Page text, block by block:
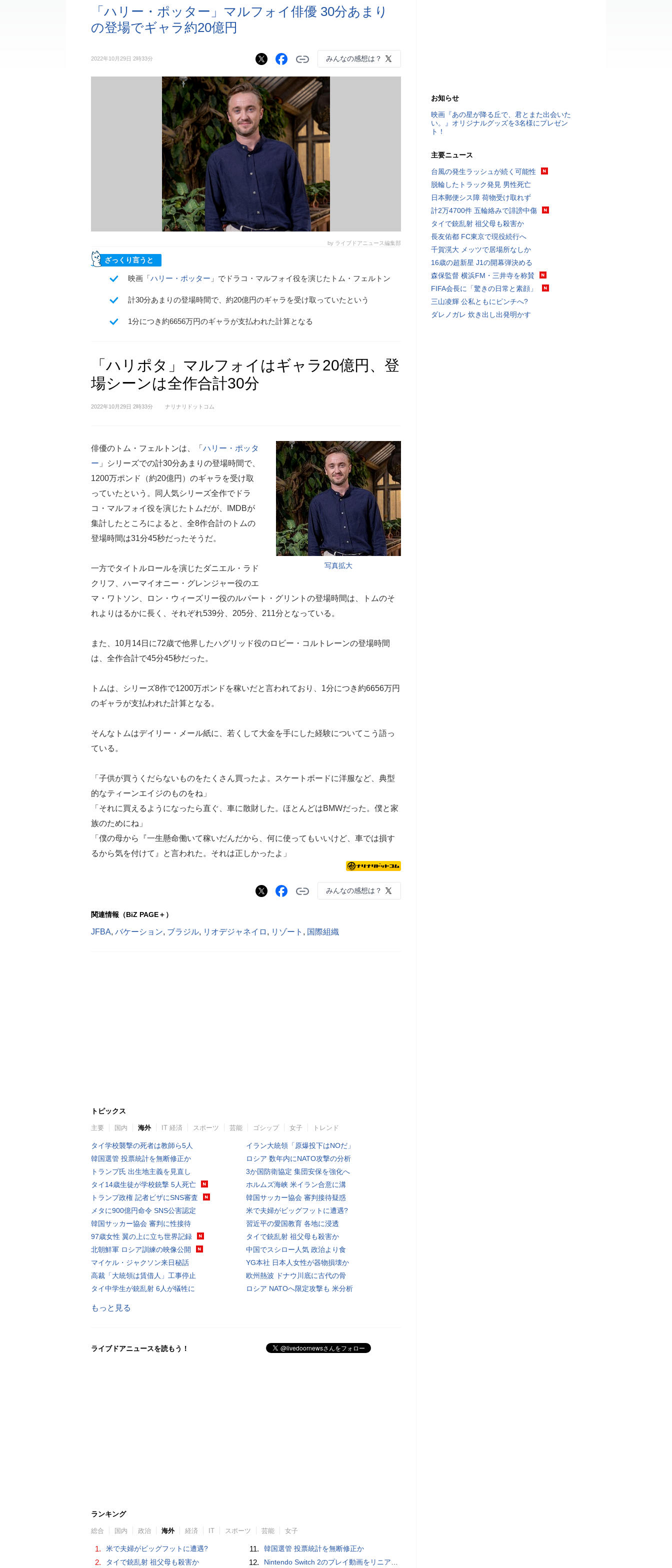
「ハリー・ポッター」マルフォイ俳優 30分あまり
の登場でギャラ約20億円
2022年10月29日 2時33分 みんなの感想は？
by ライブドアニュース編集部
ざっくり言うと
映画「ハリー・ポッター 」でドラコ・マルフォイ役を演じたトム・フェルトン
計30分あまりの登場時間で、約20億円のギャラを受け取っていたという
1分につき約6656万円のギャラが支払われた計算となる
「ハリポタ」マルフォイはギャラ20億円、登
場シーンは全作合計30分
2022年10月29日 2時33分 ナリナリドットコム
写真拡大
俳優のトム・フェルトンは、「 ハリー・ポッタ
ー 」シリーズでの計30分あまりの登場時間で、
1200万ポンド（約20億円）のギャラを受け取
っていたという。同人気シリーズ全作でドラ
コ・マルフォイ役を演じたトムだが、IMDBが
集計したところによると、全8作合計のトムの
登場時間は31分45秒だったそうだ。
一方でタイトルロールを演じたダニエル・ラド
クリフ、ハーマイオニー・グレンジャー役のエ
マ・ワトソン、ロン・ウィーズリー役のルパート・グリントの登場時間は、トムのそ
れよりはるかに長く、それぞれ539分、205分、211分となっている。
また、10月14日に72歳で他界したハグリッド役のロビー・コルトレーンの登場時間
は、全作合計で45分45秒だった。
トムは、シリーズ8作で1200万ポンドを稼いだと言われており、1分につき約6656万円
のギャラが支払われた計算となる。
そんなトムはデイリー・メール紙に、若くして大金を手にした経験についてこう語っ
ている。
「子供が買うくだらないものをたくさん買ったよ。スケートボードに洋服など、典型
的なティーンエイジのものをね」
「それに買えるようになったら直ぐ、車に散財した。ほとんどはBMWだった。僕と家
族のためにね」
「僕の母から『一生懸命働いて稼いだんだから、何に使ってもいいけど、車では損す
るから気を付けて』と言われた。それは正しかったよ」
みんなの感想は？
関連情報（BiZ PAGE＋）
JFBA, バケーション, ブラジル, リオデジャネイロ , リゾート , 国際組織
トピックス
主要 国内 海外 IT 経済 スポーツ 芸能 ゴシップ 女子 トレンド
タイ学校襲撃の死者は教師ら5人
韓国選管 投票統計を無断修正か
トランプ氏 出生地主義を見直し
タイ14歳生徒が学校銃撃 5人死亡
トランプ政権 記者ビザにSNS審査
メタに900億円命令 SNS公害認定
韓国サッカー協会 審判に性接待
97歳女性 翼の上に立ち世界記録
北朝鮮軍 ロシア訓練の映像公開
マイケル・ジャクソン来日秘話
高裁「大統領は賃借人」工事停止
タイ中学生が銃乱射 6人が犠牲に
イラン大統領「原爆投下はNOだ」
ロシア 数年内にNATO攻撃の分析
3か国防衛協定 集団安保を強化へ
ホルムズ海峡 米イラン合意に溝
韓国サッカー協会 審判接待疑惑
米で夫婦がビッグフットに遭遇?
習近平の愛国教育 各地に浸透
タイで銃乱射 祖父母も殺害か
中国でスシロー人気 政治より食
YG本社 日本人女性が器物損壊か
欧州熱波 ドナウ川底に古代の骨
ロシア NATOへ限定攻撃も 米分析
もっと見る
ライブドアニュースを読もう！
ランキング
総合 国内 政治 海外 経済 IT スポーツ 芸能 女子
1. 米で夫婦がビッグフットに遭遇?
2. タイで銃乱射 祖父母も殺害か
11. 韓国選管 投票統計を無断修正か
12. Nintendo Switch 2のプレイ動画をリニアPCMサラウンドで録画する方法、Blackmagic Designのキャプチャーボード「UltraStudio Express Recorder 3G」を使ってみた
お知らせ
映画『あの星が降る丘で、君とまた出会いた
い。』オリジナルグッズを3名様にプレゼン
ト！
主要ニュース
台風の発生ラッシュが続く可能性
脱輪したトラック発見 男性死亡
日本郵便シス障 荷物受け取れず
計2万4700件 五輪絡みで誹謗中傷
タイで銃乱射 祖父母も殺害か
長友佑都 FC東京で現役続行へ
千賀滉大 メッツで居場所なしか
16歳の超新星 J1の開幕弾決める
森保監督 横浜FM・三井寺を称賛
FIFA会長に「驚きの日常と素顔」
三山凌輝 公私ともにピンチへ?
ダレノガレ 炊き出し出発明かす